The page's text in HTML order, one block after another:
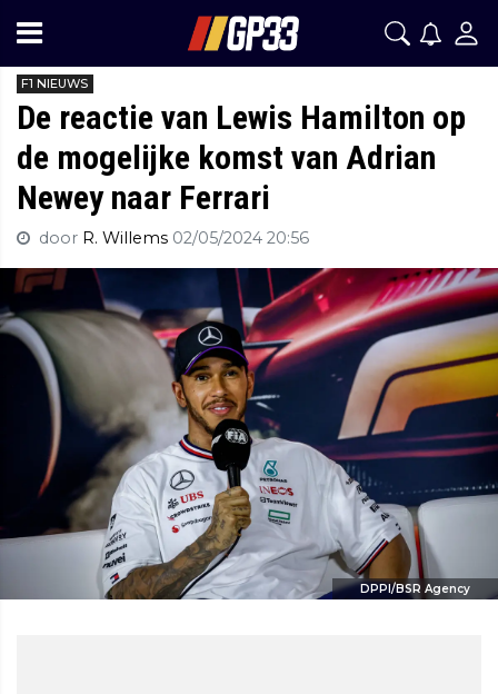
F1 NIEUWS
De reactie van Lewis Hamilton op
de mogelijke komst van Adrian
Newey naar Ferrari
door R. Willems 02/05/2024 20:56
DPPI/BSR Agency